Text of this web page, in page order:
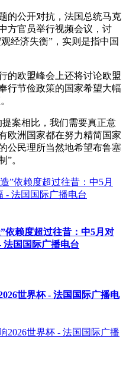
的公开对抗，法国总统马克
方官员举行视频会议，讨
经济失衡”，实则是指中国
的欧盟峰会上还将讨论欧盟
行节俭政策的国家希望大幅
案相比，我们需要真正意
欧洲国家都在努力精简国家
公民理所当然地希望布鲁塞
”。
依赖度超过往昔：中5月对
法国国际广播电台
世界杯 - 法国国际广播电